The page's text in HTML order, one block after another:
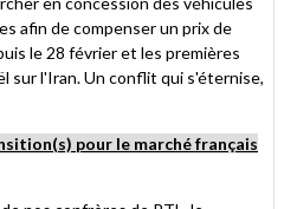
afin de compenser un prix de
le 28 février et les premières
sur l'Iran. Un conflit qui s'éternise,
pour le marché français